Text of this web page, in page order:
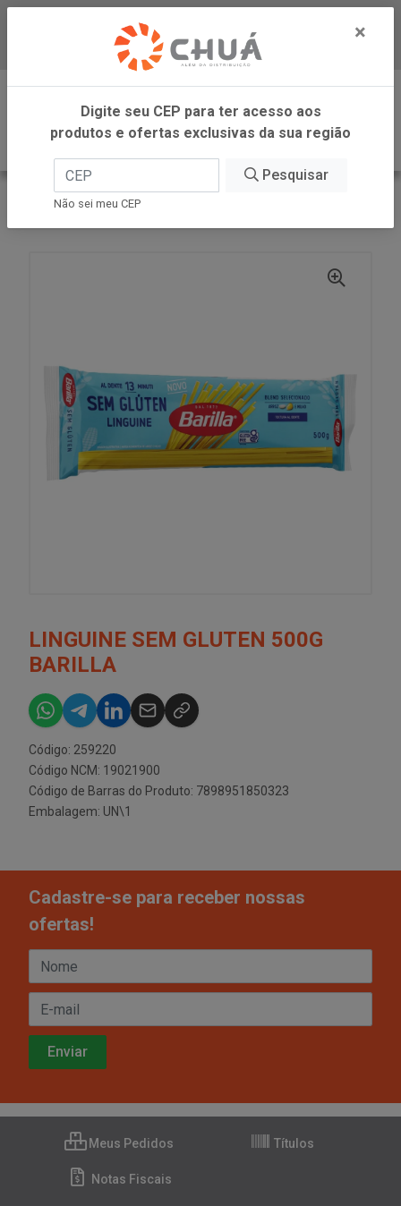
Baixe já nosso APP
0
INÍCIO
BARILLA
LINGUINE SEM GLUTEN 500G
BARILLA
Código: 259220
Código NCM: 19021900
Código de Barras do Produto: 7898951850323
Embalagem: UN\1
Cadastre-se para receber nossas
ofertas!
Meus Pedidos Títulos
Notas Fiscais
×
Digite seu CEP para ter acesso aos
produtos e ofertas exclusivas da sua região
Pesquisar
Não sei meu CEP